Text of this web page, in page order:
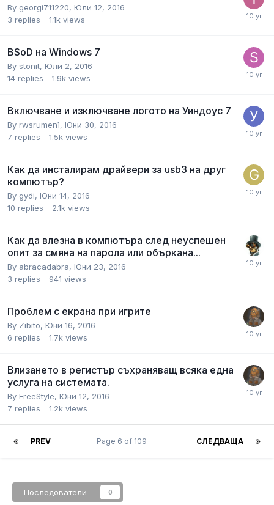
By georgi711220, Юли 12, 2016
3 replies 1.1k views
BSoD на Windows 7
By stonit, Юли 2, 2016
14 replies 1.9k views
Включване и изключване логото на Уиндоус 7
By rwsrumen1, Юни 30, 2016
7 replies 1.5k views
Как да инсталирам драйвери за usb3 на друг
компютър?
By gydi, Юни 14, 2016
10 replies 2.1k views
Как да влезна в компютъра след неуспешен
опит за смяна на парола или объркана...
By abracadabra, Юни 23, 2016
3 replies 941 views
Проблем с екрана при игрите
By Zibito, Юни 16, 2016
6 replies 1.7k views
Влизането в регистър съхраняващ всяка една
услуга на системата.
By FreeStyle, Юни 12, 2016
7 replies 1.2k views
PREV СЛЕДВАЩА
Page 6 of 109
Последователи 0